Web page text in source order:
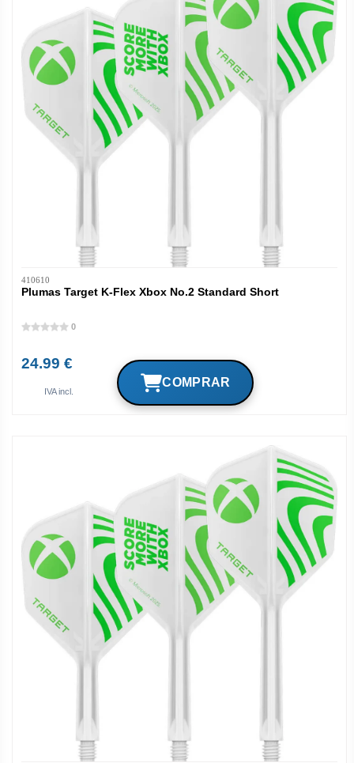
410610
Plumas Target K-Flex Xbox No.2 Standard Short
0
24.99 €
IVA incl.